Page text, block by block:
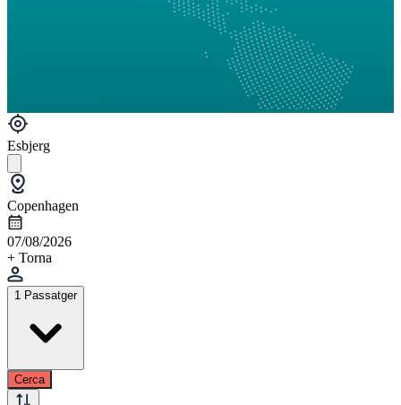
Esbjerg
Copenhagen
07/08/2026
+ Torna
1 Passatger
Cerca